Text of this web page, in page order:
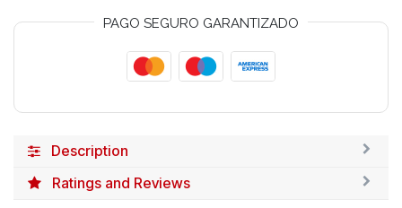
PAGO SEGURO GARANTIZADO
Description
Ratings and Reviews